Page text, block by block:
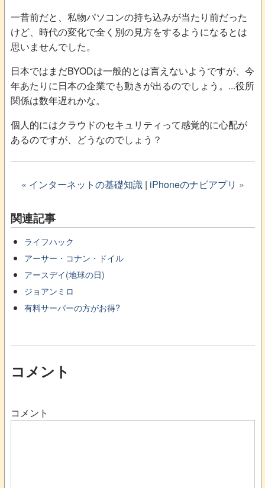
一昔前だと、私物パソコンの持ち込みが当たり前だった
けど、時代の変化で全く別の見方をするようになるとは
思いませんでした。
日本ではまだBYODは一般的とは言えないようですが、今
年あたりに日本の企業でも動きが出るのでしょう。...役所
関係は数年遅れかな。
個人的にはクラウドのセキュリティって感覚的に心配が
あるのですが、どうなのでしょう？
« インターネットの基礎知識| iPhoneのナビアプリ »
関連記事
ライフハック
アーサー・コナン・ドイル
アースデイ(地球の日)
ジョアンミロ
有料サーバーの方がお得?
コメント
コメント